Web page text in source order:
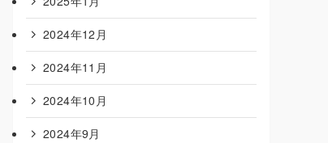
2024年12月
2024年11月
2024年10月
2024年9月